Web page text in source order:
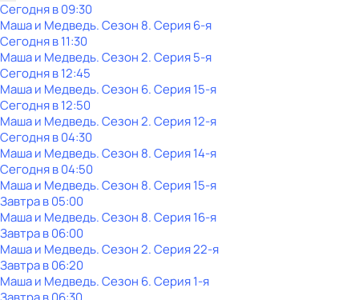
Сегодня в 09:30
Маша и Медведь. Сезон 8. Серия 6-я
Сегодня в 11:30
Маша и Медведь. Сезон 2. Серия 5-я
Сегодня в 12:45
Маша и Медведь. Сезон 6. Серия 15-я
Сегодня в 12:50
Маша и Медведь. Сезон 2. Серия 12-я
Сегодня в 04:30
Маша и Медведь. Сезон 8. Серия 14-я
Сегодня в 04:50
Маша и Медведь. Сезон 8. Серия 15-я
Завтра в 05:00
Маша и Медведь. Сезон 8. Серия 16-я
Завтра в 06:00
Маша и Медведь. Сезон 2. Серия 22-я
Завтра в 06:20
Маша и Медведь. Сезон 6. Серия 1-я